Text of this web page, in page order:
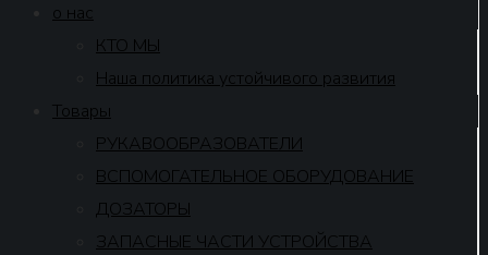
о нас
КТО МЫ
Наша политика устойчивого развития
Товары
РУКАВООБРАЗОВАТЕЛИ
ВСПОМОГАТЕЛЬНОЕ ОБОРУДОВАНИЕ
ДОЗАТОРЫ
ЗАПАСНЫЕ ЧАСТИ УСТРОЙСТВА